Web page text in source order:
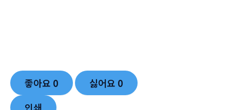
좋아요 0 싫어요 0